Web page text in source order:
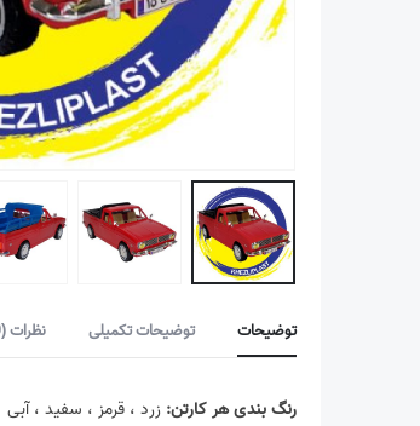
توضیحات توضیحات تکمیلی نظرات (0)
رنگ بندی هر کارتن: زرد ، قرمز ، سفید ، آبی